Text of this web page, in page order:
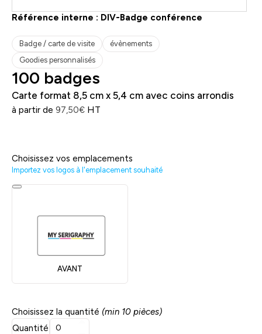
Référence interne : DIV-Badge conférence
Badge / carte de visite
évènements
Goodies personnalisés
100 badges
Carte format 8,5 cm x 5,4 cm avec coins arrondis
à partir de 97,50€ HT
Choisissez vos emplacements
Importez vos logos à l'emplacement souhaité
AVANT
Choisissez la quantité (min 10 pièces)
Quantité